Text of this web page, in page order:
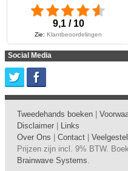
9,1 / 10
Zie: Klantbeoordelingen
Social Media
Tweedehands boeken
Disclaimer
Links
Over Ons
Contact
Prijzen zijn incl. 9% BTW.
Brainwave Systems.